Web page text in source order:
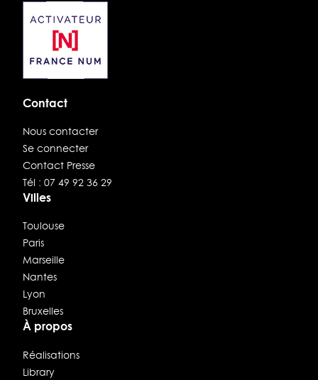
Contact
Nous contacter
Se connecter
Contact Presse
Tél : 07 49 92 36 29
Villes
Toulouse
Paris
Marseille
Nantes
Lyon
Bruxelles
À propos
Réalisations
Library